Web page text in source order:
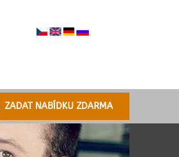
ZADAT NABÍDKU ZDARMA